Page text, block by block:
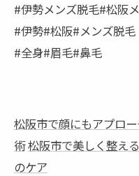
#伊勢メンズ脱毛#松阪
#伊勢#松阪#メンズ脱毛
#全身#眉毛#鼻毛
松阪市で顔にもアプロ
術松阪市で美しく整え
のケア